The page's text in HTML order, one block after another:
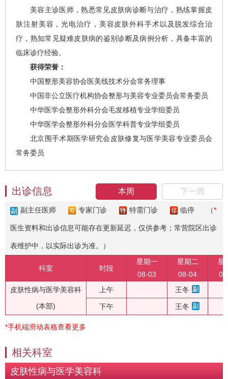
美容主诊医师，熟悉常见皮肤病诊断与治疗，熟练掌握皮
肤注射美容，光电治疗，美容皮肤外科手术以及脱发综合治
疗，熟知常见疑难皮肤病的鉴别诊断及病例分析，具备丰富的
临床诊疗经验。
获得荣誉：
中国整形美容协会医美线技术分会常务理事
中国非公立医疗机构协会整形与美容专业委员会常务委员
中华医学会整形外科分会毛发移植专业学组委员
中华医学会整形外科分会医学科普专业学组委员
北京围手术期医学研究会皮肤修复与医学美容专业委员会
常务委员
本周 下一周
出诊信息
副主任医师 专家门诊 特需门诊 临停 （*
医生资料和出诊信息可能存在更新延迟，仅供参考；常营院区出诊
表维护中，以实际出诊为准。）
科室 时段
星期一
08-03
星期二
08-04
星
皮肤性病与医学美容科
(本部)
上午 王冬
下午 王冬
*手机端滑动表格查看更多
相关科室
皮肤性病与医学美容科